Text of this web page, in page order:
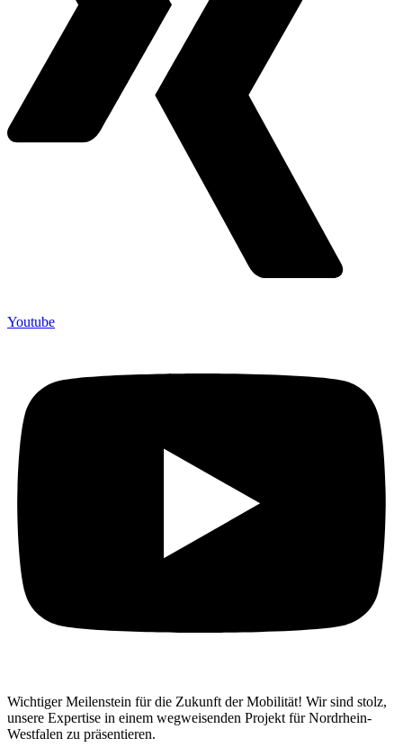
Youtube
Wichtiger Meilenstein für die Zukunft der Mobilität! Wir sind stolz,
unsere Expertise in einem wegweisenden Projekt für Nordrhein-
Westfalen zu präsentieren.